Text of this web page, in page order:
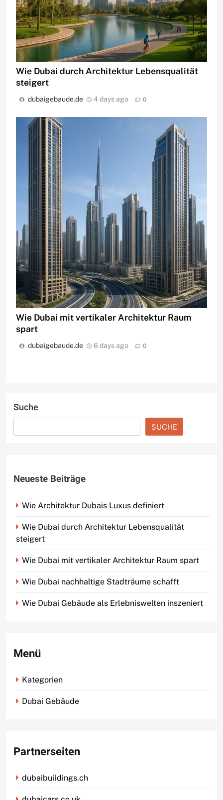
Wie Dubai durch Architektur Lebensqualität
steigert
dubaigebaude.de 4 days ago 0
Wie Dubai mit vertikaler Architektur Raum
spart
dubaigebaude.de 6 days ago 0
Suche
SUCHE
Neueste Beiträge
Wie Architektur Dubais Luxus definiert
Wie Dubai durch Architektur Lebensqualität
steigert
Wie Dubai mit vertikaler Architektur Raum spart
Wie Dubai nachhaltige Stadträume schafft
Wie Dubai Gebäude als Erlebniswelten inszeniert
Menü
Kategorien
Dubai Gebäude
Partnerseiten
dubaibuildings.ch